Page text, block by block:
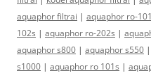
aquaphor filtrai | aquaphor ro-
102s | aquaphor ro-202s |
aquaphor s800 | aquaphor s550 |
s1000 | aquaphor ro 101s |